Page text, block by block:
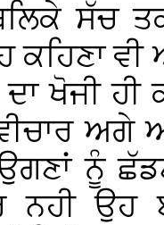
ਸੱਚ
ਵੀ
ਖੋਜੀ ਹੀ
ਵੀਚਾਰ
ਨੂੰ
ਉਹ